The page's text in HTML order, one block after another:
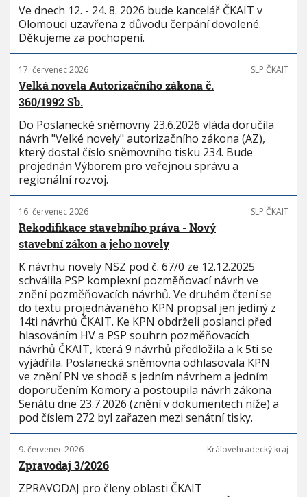
Ve dnech 12. - 24. 8. 2026 bude kancelář ČKAIT v
Olomouci uzavřena z důvodu čerpání dovolené.
Děkujeme za pochopení.
17. červenec 2026 SLP ČKAIT
Velká novela Autorizačního zákona č.
360/1992 Sb.
Do Poslanecké sněmovny 23.6.2026 vláda doručila
návrh "Velké novely" autorizačního zákona (AZ),
který dostal číslo sněmovního tisku 234. Bude
projednán Výborem pro veřejnou správu a
regionální rozvoj.
16. červenec 2026 SLP ČKAIT
Rekodifikace stavebního práva - Nový
stavební zákon a jeho novely
K návrhu novely NSZ pod č. 67/0 ze 12.12.2025
schválila PSP komplexní pozměňovací návrh ve
znění pozměňovacích návrhů. Ve druhém čtení se
do textu projednávaného KPN propsal jen jediný z
14ti návrhů ČKAIT. Ke KPN obdrželi poslanci před
hlasováním HV a PSP souhrn pozměňovacích
návrhů ČKAIT, která 9 návrhů předložila a k 5ti se
vyjádřila. Poslanecká sněmovna odhlasovala KPN
ve znění PN ve shodě s jedním návrhem a jedním
doporučením Komory a postoupila návrh zákona
Senátu dne 23.7.2026 (znění v dokumentech níže) a
pod číslem 272 byl zařazen mezi senátní tisky.
9. červenec 2026 Královéhradecký kraj
Zpravodaj 3/2026
ZPRAVODAJ pro členy oblasti ČKAIT